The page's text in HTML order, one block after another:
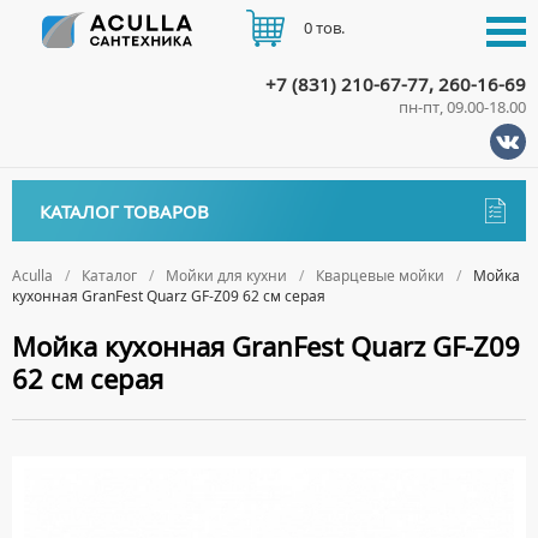
Aculla Каталог Мойки для кухни Кварцевые мойки
Мойка
кухонная GranFest Quarz GF-Z09 62 см серая
Мойка кухонная GranFest Quarz GF-Z09
62 см серая
КАТАЛОГ ТОВАРОВ
ДЕРЖАТЕЛИ
ДИСПЕНСЕРЫ
ДОЗАТОРЫ ДЛЯ МЫЛА
Биде
НАПОЛЬНЫЕ БИДЕ
ПОДВЕСНЫЕ БИДЕ
КРЫШКИ ДЛЯ БИДЕ
Ванны
АКРИЛОВЫЕ ВАННЫ
Ванны комплектующие
+7 (831) 210-67-77, 260-16-69
пн-пт, 09.00-18.00
0 тов.
ДОСТАВКА
ОПЛАТА